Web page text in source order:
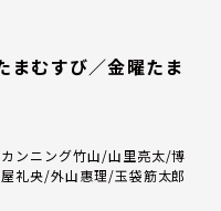
まむすび／金曜たま
ンニング竹山/山里亮太/博
礼央/外山惠理/玉袋筋太郎